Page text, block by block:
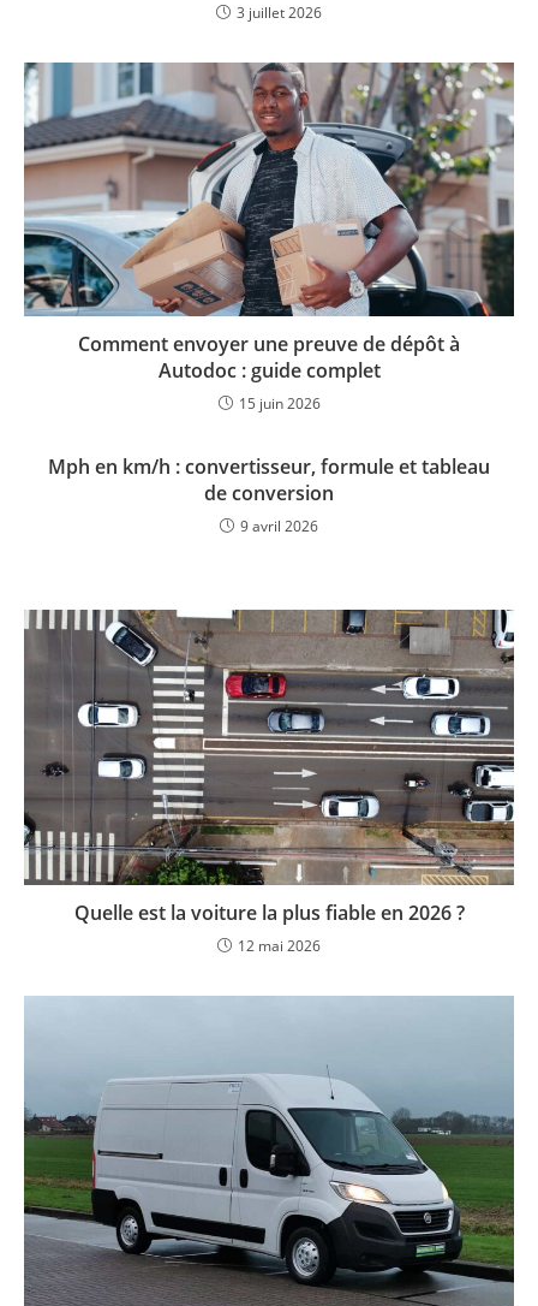
3 juillet 2026
Comment envoyer une preuve de dépôt à
Autodoc : guide complet
15 juin 2026
Mph en km/h : convertisseur, formule et tableau
de conversion
9 avril 2026
Quelle est la voiture la plus fiable en 2026 ?
12 mai 2026